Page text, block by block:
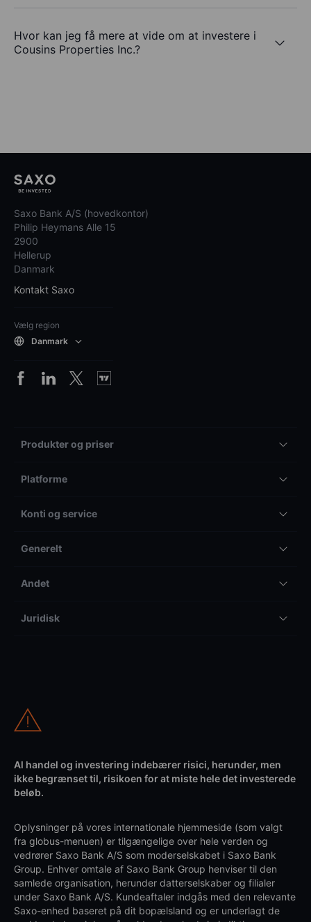
Hvor kan jeg få mere at vide om at investere i
Cousins Properties Inc.?
Saxo Bank A/S (hovedkontor)
Philip Heymans Alle 15
2900
Hellerup
Danmark
Kontakt Saxo
Vælg region
Danmark
Produkter og priser
Platforme
Konti og service
Generelt
Andet
Juridisk
Al handel og investering indebærer risici, herunder, men
ikke begrænset til, risikoen for at miste hele det investerede
beløb.
Oplysninger på vores internationale hjemmeside (som valgt
fra globus-menuen) er tilgængelige over hele verden og
vedrører Saxo Bank A/S som moderselskabet i Saxo Bank
Group. Enhver omtale af Saxo Bank Group henviser til den
samlede organisation, herunder datterselskaber og filialer
under Saxo Bank A/S. Kundeaftaler indgås med den relevante
Saxo-enhed baseret på dit bopælsland og er underlagt de